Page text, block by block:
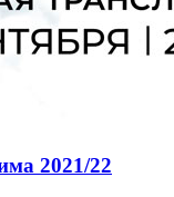
2021/22